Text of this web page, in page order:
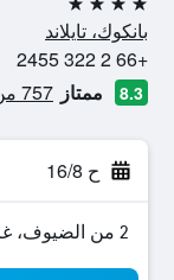
4 نجوم
بانكوك، تايلاند
+66 2 322 2455
8.3 ممتاز 757 من التقييمات تم التحقق منها
ح 16/8
2 من الضيوف، غرفة واحدة